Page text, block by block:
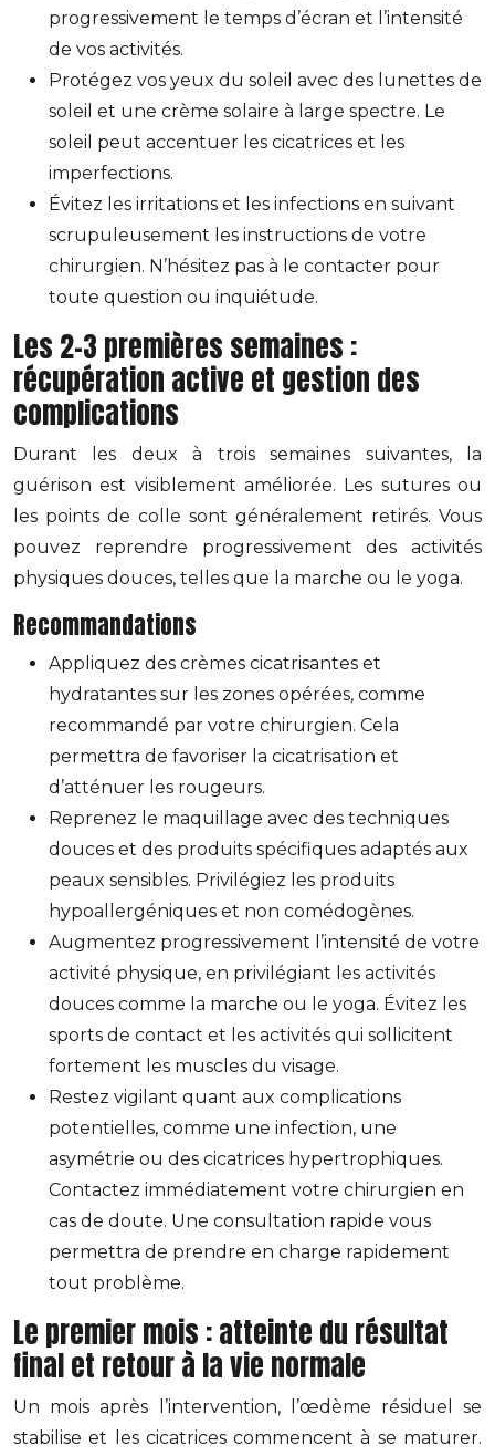
progressivement le temps d’écran et l’intensité
de vos activités.
Protégez vos yeux du soleil avec des lunettes de
soleil et une crème solaire à large spectre. Le
soleil peut accentuer les cicatrices et les
imperfections.
Évitez les irritations et les infections en suivant
scrupuleusement les instructions de votre
chirurgien. N’hésitez pas à le contacter pour
toute question ou inquiétude.
Les 2-3 premières semaines :
récupération active et gestion des
complications
Durant les deux à trois semaines suivantes, la
guérison est visiblement améliorée. Les sutures ou
les points de colle sont généralement retirés. Vous
pouvez reprendre progressivement des activités
physiques douces, telles que la marche ou le yoga.
Recommandations
Appliquez des crèmes cicatrisantes et
hydratantes sur les zones opérées, comme
recommandé par votre chirurgien. Cela
permettra de favoriser la cicatrisation et
d’atténuer les rougeurs.
Reprenez le maquillage avec des techniques
douces et des produits spécifiques adaptés aux
peaux sensibles. Privilégiez les produits
hypoallergéniques et non comédogènes.
Augmentez progressivement l’intensité de votre
activité physique, en privilégiant les activités
douces comme la marche ou le yoga. Évitez les
sports de contact et les activités qui sollicitent
fortement les muscles du visage.
Restez vigilant quant aux complications
potentielles, comme une infection, une
asymétrie ou des cicatrices hypertrophiques.
Contactez immédiatement votre chirurgien en
cas de doute. Une consultation rapide vous
permettra de prendre en charge rapidement
tout problème.
Le premier mois : atteinte du résultat
final et retour à la vie normale
Un mois après l’intervention, l’œdème résiduel se
stabilise et les cicatrices commencent à se maturer.